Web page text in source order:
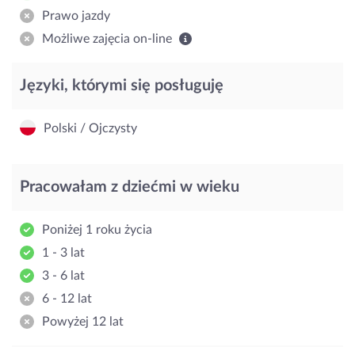
Prawo jazdy
Możliwe zajęcia on-line
Języki, którymi się posługuję
Polski / Ojczysty
Pracowałam z dziećmi w wieku
Poniżej 1 roku życia
1 - 3 lat
3 - 6 lat
6 - 12 lat
Powyżej 12 lat